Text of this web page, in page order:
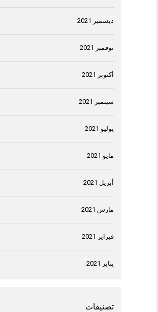
ديسمبر 2021
نوفمبر 2021
أكتوبر 2021
سبتمبر 2021
يوليو 2021
مايو 2021
أبريل 2021
مارس 2021
فبراير 2021
يناير 2021
تصنيفات